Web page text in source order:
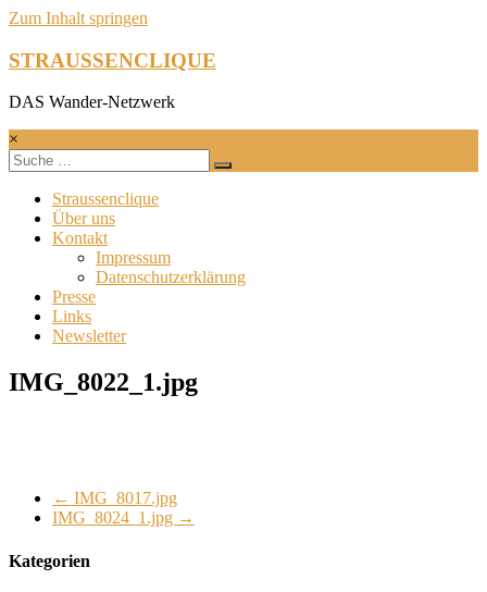
Zum Inhalt springen
STRAUSSENCLIQUE
DAS Wander-Netzwerk
×
Straussenclique
Über uns
Kontakt
Impressum
Datenschutzerklärung
Presse
Links
Newsletter
IMG_8022_1.jpg
← IMG_8017.jpg
IMG_8024_1.jpg →
Kategorien